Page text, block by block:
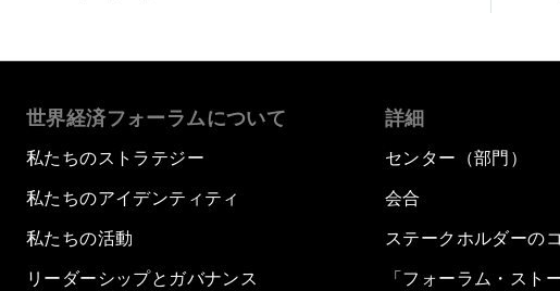
世界経済フォーラムについて
私たちのストラテジー
私たちのアイデンティティ
私たちの活動
リーダーシップとガバナンス
詳細
センター（部門）
会合
ステークホルダーの
「フォーラム・スト